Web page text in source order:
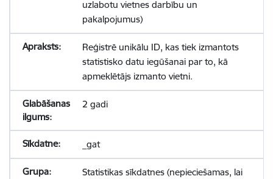
uzlabotu vietnes darbību un
pakalpojumus)
Reģistrē unikālu ID, kas tiek izmantots
statistisko datu iegūšanai par to, kā
apmeklētājs izmanto vietni.
2 gadi
_gat
Statistikas sīkdatnes (nepieciešamas, lai